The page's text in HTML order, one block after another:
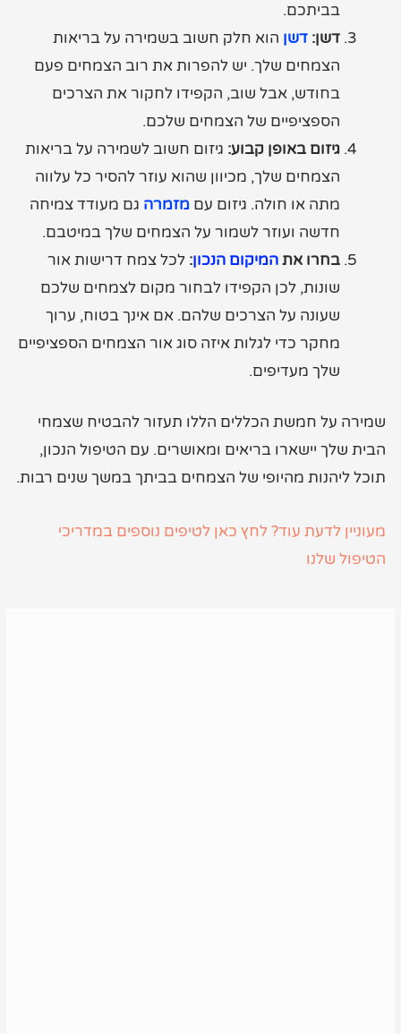
בביתכם.
דשן:דשן הוא חלק חשוב בשמירה על בריאות
הצמחים שלך. יש להפרות את רוב הצמחים פעם
בחודש, אבל שוב, הקפידו לחקור את הצרכים
הספציפיים של הצמחים שלכם.
גיזום באופן קבוע: גיזום חשוב לשמירה על בריאות
הצמחים שלך, מכיוון שהוא עוזר להסיר כל עלווה
מתה או חולה. גיזום עםמזמרה גם מעודד צמיחה
חדשה ועוזר לשמור על הצמחים שלך במיטבם.
בחרו אתהמיקום הנכון: לכל צמח דרישות אור
שונות, לכן הקפידו לבחור מקום לצמחים שלכם
שעונה על הצרכים שלהם. אם אינך בטוח, ערוך
מחקר כדי לגלות איזה סוג אור הצמחים הספציפיים
שלך מעדיפים.
שמירה על חמשת הכללים הללו תעזור להבטיח שצמחי
הבית שלך יישארו בריאים ומאושרים. עם הטיפול הנכון,
תוכל ליהנות מהיופי של הצמחים בביתך במשך שנים רבות.
מעוניין לדעת עוד? לחץ כאן לטיפים נוספים במדריכי
הטיפול שלנו